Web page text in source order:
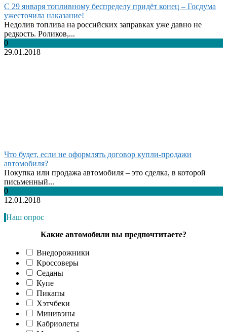
С 29 января топливному беспределу придёт конец – Госдума
ужесточила наказание!
Недолив топлива на российских заправках уже давно не
редкость. Роликов,...
0
29.01.2018
Что будет, если не оформлять договор купли-продажи
автомобиля?
Покупка или продажа автомобиля – это сделка, в которой
письменный...
0
12.01.2018
Наш опрос
Какие автомобили вы предпочтитаете?
Внедорожники
Кроссоверы
Седаны
Купе
Пикапы
Хэтчбеки
Минивэны
Кабриолеты